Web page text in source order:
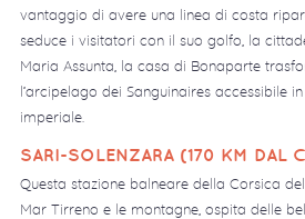
vantaggio di avere una linea di costa
seduce i visitatori con il suo golfo, la
Maria Assunta, la casa di Bonaparte
l’arcipelago dei Sanguinaires accessibile
imperiale.
SARI-SOLENZARA (170 KM DAL
Questa stazione balneare della Corsica
Mar Tirreno e le montagne, ospita delle